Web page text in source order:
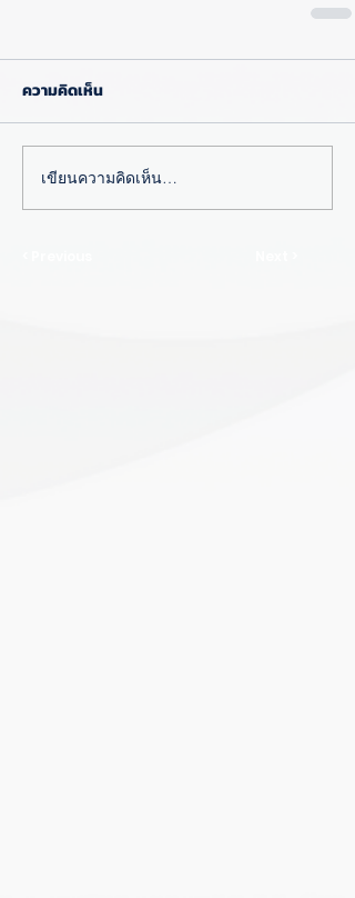
ความคิดเห็น
เขียนความคิดเห็น…